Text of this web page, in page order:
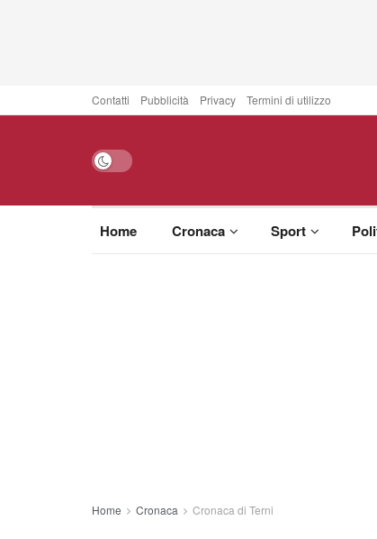
Contatti Pubblicità Privacy Termini di utilizzo
Home Cronaca Sport
Home Cronaca Cronaca di Terni